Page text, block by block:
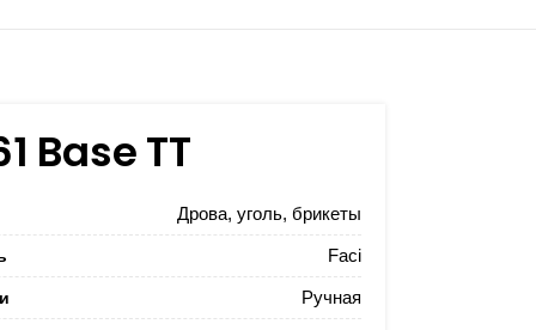
Base TT
Дрова, уголь, брикеты
Faci
Ручная